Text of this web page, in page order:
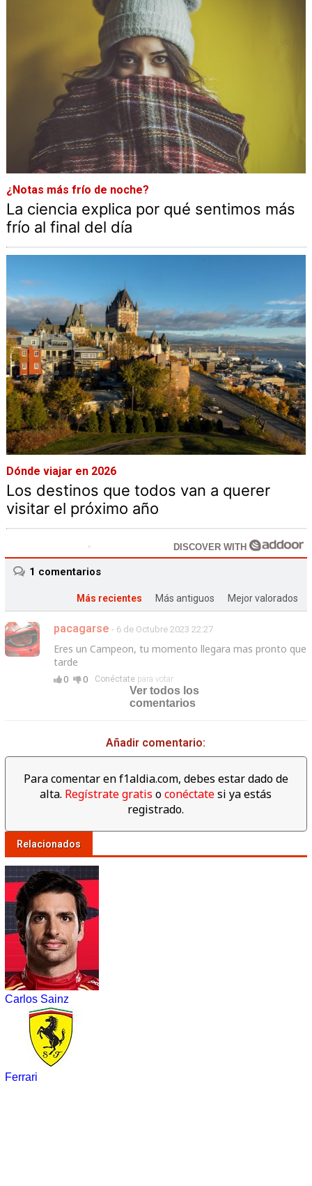
¿Notas más frío de noche?
La ciencia explica por qué sentimos más
frío al final del día
Dónde viajar en 2026
Los destinos que todos van a querer
visitar el próximo año
DISCOVER WITH
1 comentarios
Más recientes Más antiguos Mejor valorados
pacagarse - 6 de Octubre 2023 22:27
Eres un Campeon, tu momento llegara mas pronto que
tarde
0 0 Conéctatepara votar
Ver todos los
comentarios
Añadir comentario:
Para comentar en f1aldia.com, debes estar dado de
alta. Regístrate gratis oconéctatesi ya estás
registrado.
Relacionados
Carlos Sainz
Ferrari